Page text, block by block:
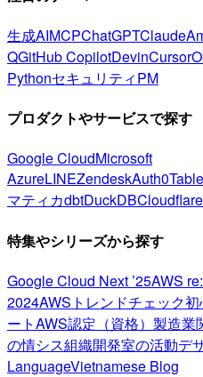
生成AIMCPChatGPTClaude
QGitHub CopilotDevinCursor
PythonセキュリティPM
プロダクトやサービスで探す
Google CloudMicrosoft
AzureLINEZendeskAuth0
マティカdbtDuckDBCloudflare
特集やシリーズから探す
Google Cloud Next ’25AWS
2024AWSトレンドチェック初
ートAWS認定（資格） 製造業
の情シス組織開発室の活動デ
LanguageVietnamese Blog